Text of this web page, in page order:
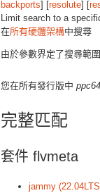
backports] [resolute] [
Limit search to a
在所有硬體架構中搜尋
由於參數界定了搜尋範
您在所有發行版中
完整匹配
套件 flvmeta
jammy